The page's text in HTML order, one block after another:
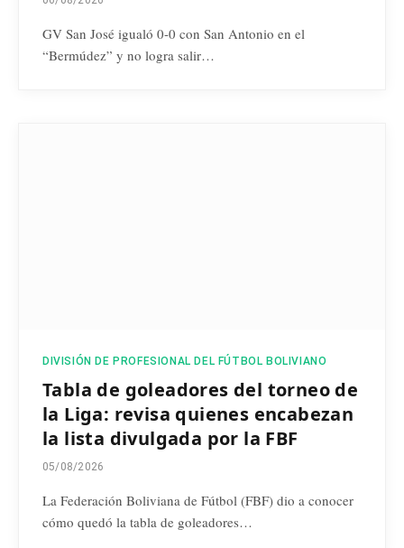
GV San José igualó 0-0 con San Antonio en el
“Bermúdez” y no logra salir…
DIVISIÓN DE PROFESIONAL DEL FÚTBOL BOLIVIANO
Tabla de goleadores del torneo de
la Liga: revisa quienes encabezan
la lista divulgada por la FBF
05/08/2026
La Federación Boliviana de Fútbol (FBF) dio a conocer
cómo quedó la tabla de goleadores…